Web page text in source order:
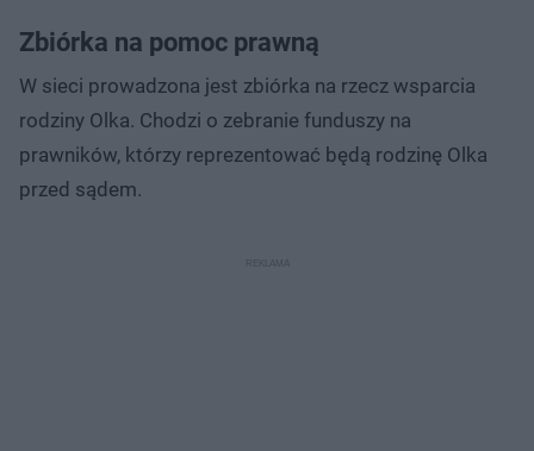
Zbiórka na pomoc prawną
W sieci prowadzona jest zbiórka na rzecz wsparcia
rodziny Olka. Chodzi o zebranie funduszy na
prawników, którzy reprezentować będą rodzinę Olka
przed sądem.